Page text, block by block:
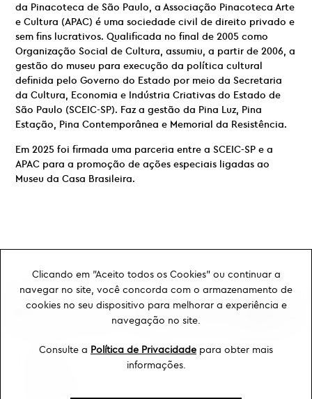
da Pinacoteca de São Paulo, a Associação Pinacoteca Arte
e Cultura (APAC) é uma sociedade civil de direito privado e
sem fins lucrativos. Qualificada no final de 2005 como
Organização Social de Cultura, assumiu, a partir de 2006, a
gestão do museu para execução da política cultural
definida pelo Governo do Estado por meio da Secretaria
da Cultura, Economia e Indústria Criativas do Estado de
São Paulo (SCEIC-SP). Faz a gestão da Pina Luz, Pina
Estação, Pina Contemporânea e Memorial da Resistência.
Em 2025 foi firmada uma parceria entre a SCEIC-SP e a
APAC para a promoção de ações especiais ligadas ao
Museu da Casa Brasileira.
Clicando em "Aceito todos os Cookies" ou continuar a
navegar no site, você concorda com o armazenamento de
cookies no seu dispositivo para melhorar a experiência e
navegação no site.
Consulte a Política de Privacidade para obter mais
informações.